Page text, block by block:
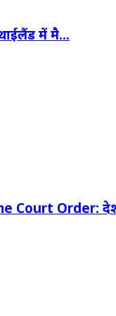
में मै...
Court Order: